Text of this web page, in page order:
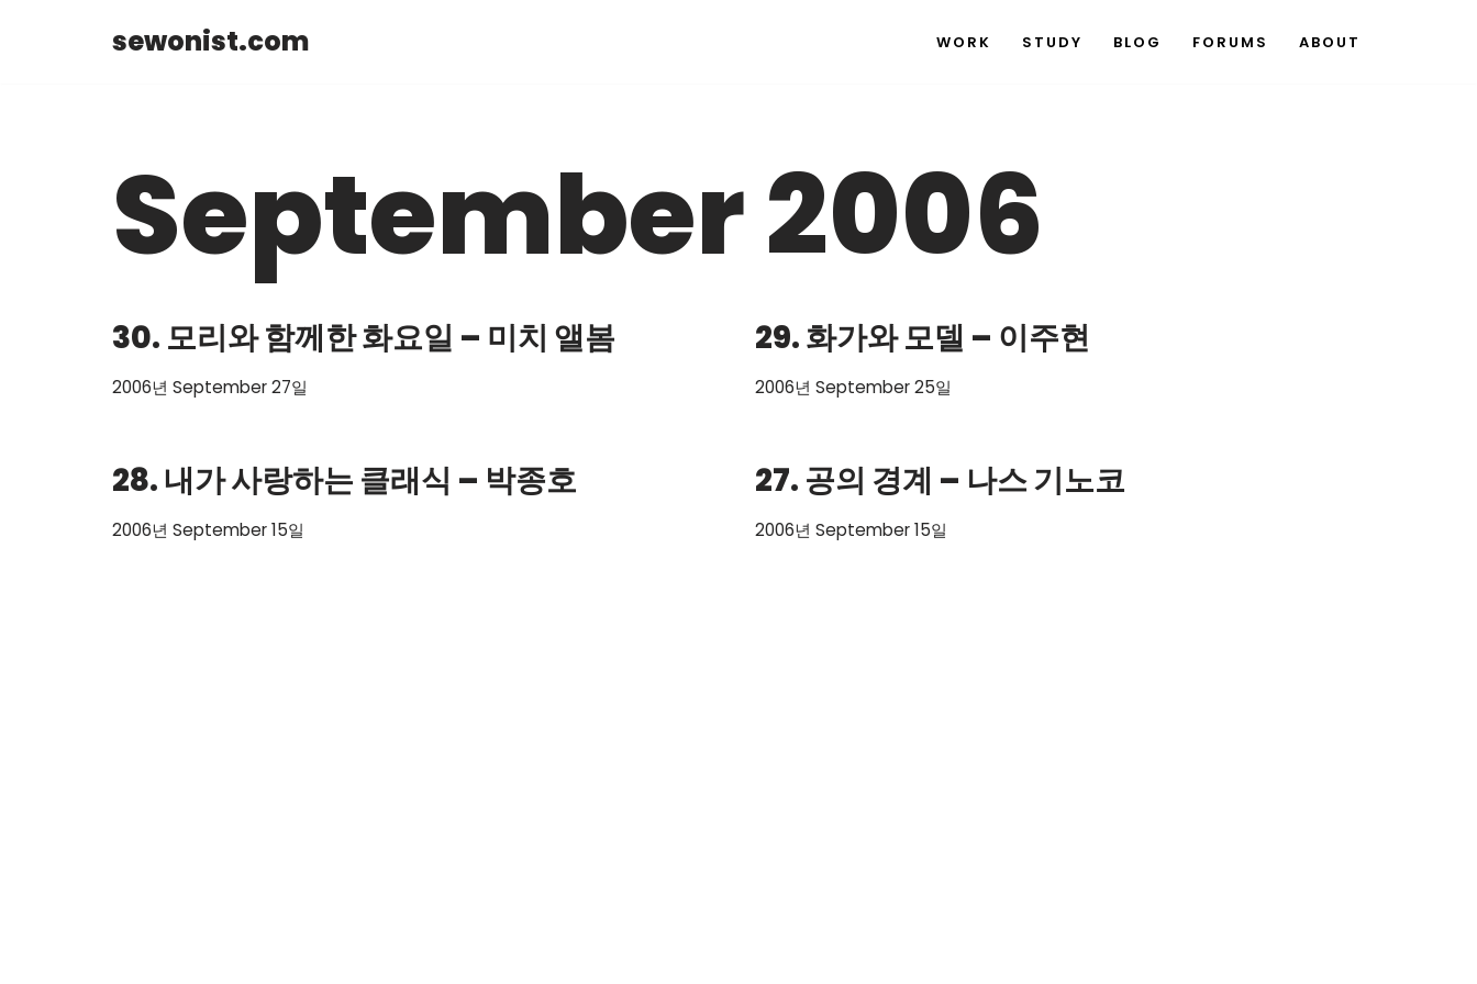
sewonist.com WORK STUDY BLOG FORUMS ABOUT
September 2006
30. 모리와 함께한 화요일 – 미치 앨봄
2006년 September 27일
29. 화가와 모델 – 이주현
2006년 September 25일
28. 내가 사랑하는 클래식 – 박종호
2006년 September 15일
27. 공의 경계 – 나스 기노코
2006년 September 15일